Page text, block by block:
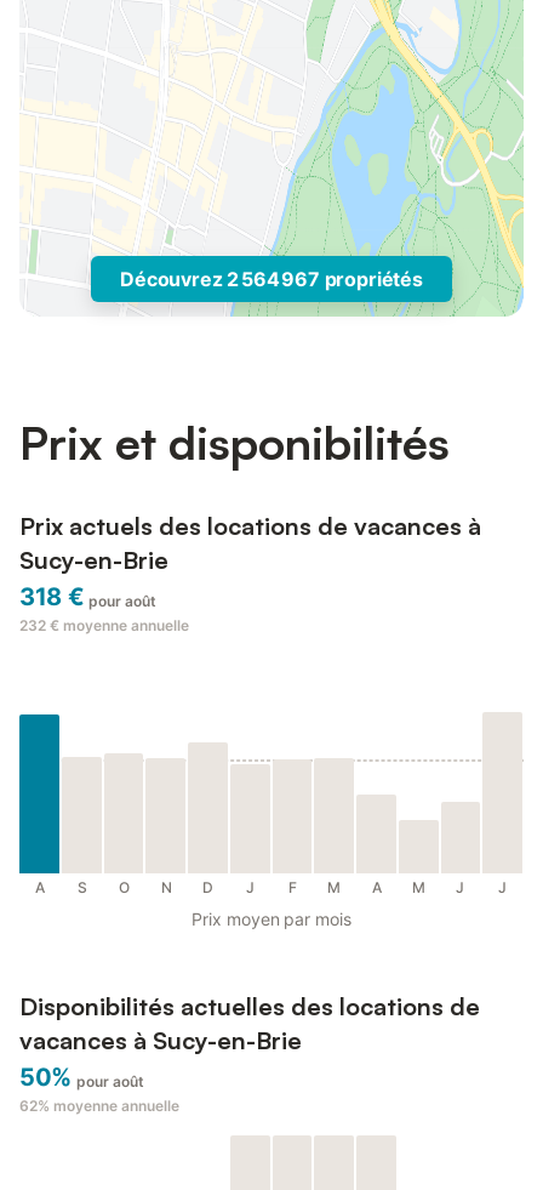
Découvrez 2 564 967 propriétés
Prix et disponibilités
Prix actuels des locations de vacances à
Sucy-en-Brie
318 € pour août
232 € moyenne annuelle
A S O N D J F M A M J J
Prix moyen par mois
Disponibilités actuelles des locations de
vacances à Sucy-en-Brie
50% pour août
62% moyenne annuelle